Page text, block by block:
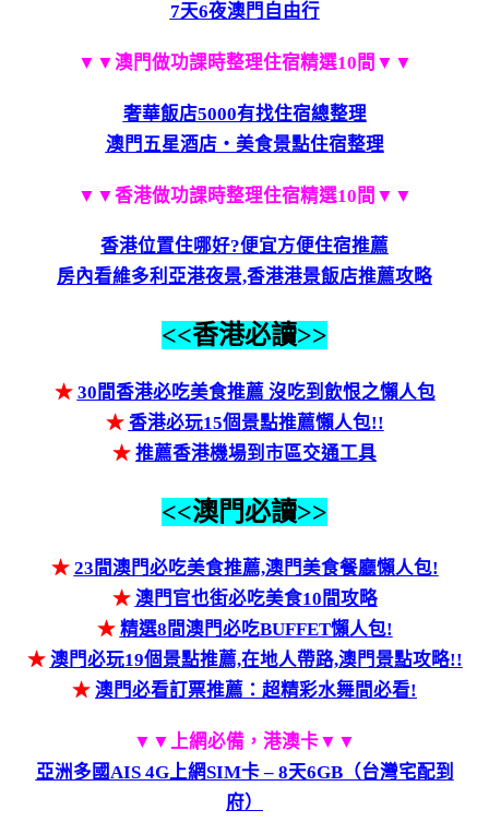
7天6夜澳門自由行
▼▼澳門做功課時整理住宿精選10間▼▼
奢華飯店5000有找住宿總整理
澳門五星酒店‧美食景點住宿整理
▼▼香港做功課時整理住宿精選10間▼▼
香港位置住哪好?便宜方便住宿推薦
房內看維多利亞港夜景,香港港景飯店推薦攻略
<<香港必讀>>
★ 30間香港必吃美食推薦 沒吃到飲恨之懶人包
★ 香港必玩15個景點推薦懶人包!!
★ 推薦香港機場到市區交通工具
<<澳門必讀>>
★ 23間澳門必吃美食推薦,澳門美食餐廳懶人包!
★ 澳門官也街必吃美食10間攻略
★ 精選8間澳門必吃BUFFET懶人包!
★ 澳門必玩19個景點推薦,在地人帶路,澳門景點攻略!!
★ 澳門必看訂票推薦：超精彩水舞間必看!
▼▼上網必備，港澳卡▼▼
亞洲多國AIS 4G上網SIM卡 – 8天6GB（台灣宅配到
府）